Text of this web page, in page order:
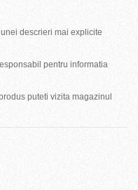
descrieri mai explicite
pentru informatia
puteti vizita magazinul